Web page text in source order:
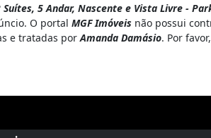
5 Andar, Nascente e Vista Livre -
O portal MGF Imóveis não possui
e tratadas porAmanda Damásio. Por